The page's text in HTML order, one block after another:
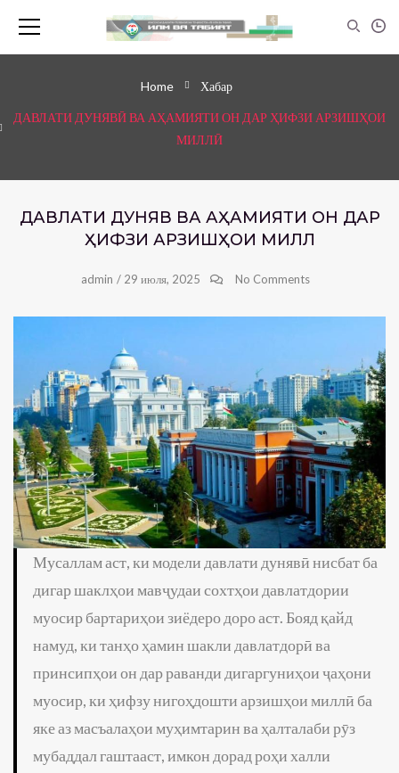
Home Хабар
ДАВЛАТИ ДУНЯВӢ ВА АҲАМИЯТИ ОН ДАР ҲИФЗИ АРЗИШҲОИ
МИЛЛӢ
ДАВЛАТИ ДУНЯВӢ ВА АҲАМИЯТИ ОН ДАР
ҲИФЗИ АРЗИШҲОИ МИЛЛӢ
admin / 29 июля, 2025 No Comments
Мусаллам аст, ки модели давлати дунявӣ нисбат ба
дигар шаклҳои мавҷудаи сохтҳои давлатдории
муосир бартариҳои зиёдеро доро аст. Бояд қайд
намуд, ки танҳо ҳамин шакли давлатдорӣ ва
принсипҳои он дар раванди дигаргуниҳои ҷаҳони
муосир, ки ҳифзу нигоҳдошти арзишҳои миллӣ ба
яке аз масъалаҳои муҳимтарин ва ҳалталаби рӯз
мубаддал гаштааст, имкон дорад роҳи халли